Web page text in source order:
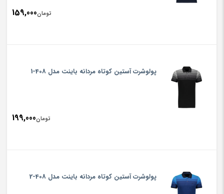
تومان159,000
پولوشرت آستین کوتاه مردانه باینت مدل 408-1
تومان199,000
پولوشرت آستین کوتاه مردانه باینت مدل 408-2